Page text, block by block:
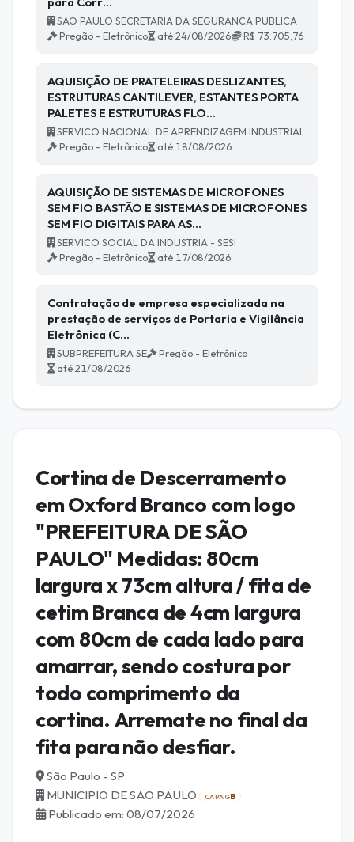
SAO PAULO SECRETARIA DA SEGURANCA PUBLICA
Pregão - Eletrônico
até 24/08/2026 R$ 73.705,76
AQUISIÇÃO DE PRATELEIRAS DESLIZANTES,
ESTRUTURAS CANTILEVER, ESTANTES PORTA
PALETES E ESTRUTURAS FLO…
SERVICO NACIONAL DE APRENDIZAGEM INDUSTRIAL
Pregão - Eletrônico
até 18/08/2026
AQUISIÇÃO DE SISTEMAS DE MICROFONES
SEM FIO BASTÃO E SISTEMAS DE MICROFONES
SEM FIO DIGITAIS PARA AS…
SERVICO SOCIAL DA INDUSTRIA - SESI
Pregão - Eletrônico
até 17/08/2026
Contratação de empresa especializada na
prestação de serviços de Portaria e Vigilância
Eletrônica (C…
SUBPREFEITURA SE
Pregão - Eletrônico
até 21/08/2026
Cortina de Descerramento
em Oxford Branco com logo
"PREFEITURA DE SÃO
PAULO" Medidas: 80cm
largura x 73cm altura / fita de
cetim Branca de 4cm largura
com 80cm de cada lado para
amarrar, sendo costura por
todo comprimento da
cortina. Arremate no final da
fita para não desfiar.
São Paulo - SP
MUNICIPIO DE SAO PAULO
CAPAGB
Publicado em: 08/07/2026